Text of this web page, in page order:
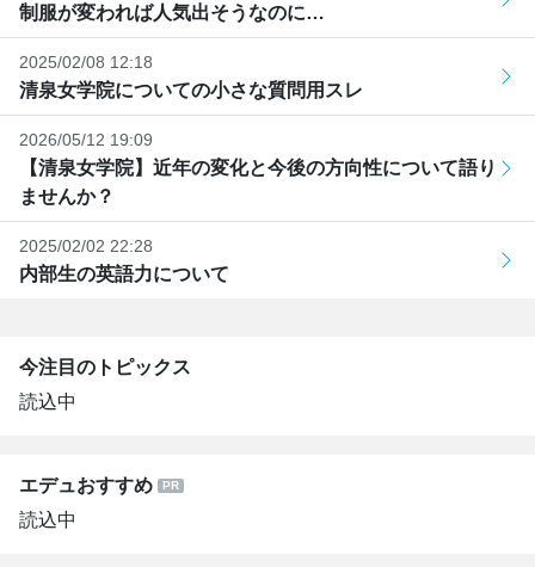
制服が変われば人気出そうなのに…
2025/02/08 12:18
清泉女学院についての小さな質問用スレ
2026/05/12 19:09
【清泉女学院】近年の変化と今後の方向性について語り
ませんか？
2025/02/02 22:28
内部生の英語力について
今注目のトピックス
読込中
エデュおすすめ
読込中